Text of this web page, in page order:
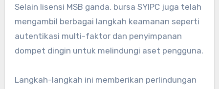
Selain lisensi MSB ganda, bursa SYIPC juga telah
mengambil berbagai langkah keamanan seperti
autentikasi multi-faktor dan penyimpanan
dompet dingin untuk melindungi aset pengguna.
Langkah-langkah ini memberikan perlindungan